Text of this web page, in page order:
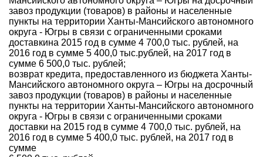
завоз продукции (товаров) в районы и населенные
пункты на территории Ханты-Мансийского автономного
округа - Югры в связи с ограниченными сроками
доставкина 2015 год в сумме 4 700,0 тыс. рублей, на
2016 год в сумме 5 400,0 тыс.рублей, на 2017 год в
сумме 6 500,0 тыс. рублей;
возврат кредита, предоставленного из бюджета Ханты-
Мансийского автономного округа – Югры на досрочный
завоз продукции (товаров) в районы и населенные
пункты на территории Ханты-Мансийского автономного
округа - Югры в связи с ограниченными сроками
доставки на 2015 год в сумме 4 700,0 тыс. рублей, на
2016 год в сумме 5 400,0 тыс. рублей, на 2017 год в
сумме